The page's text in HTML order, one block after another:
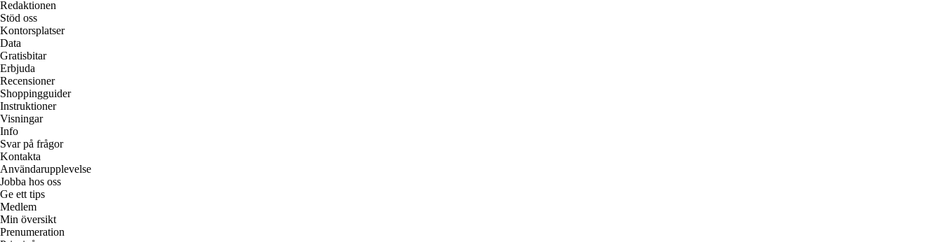
Redaktionen
Stöd oss
Kontorsplatser
Data
Gratisbitar
Erbjuda
Recensioner
Shoppingguider
Instruktioner
Visningar
Info
Svar på frågor
Kontakta
Användarupplevelse
Jobba hos oss
Ge ett tips
Medlem
Min översikt
Prenumeration